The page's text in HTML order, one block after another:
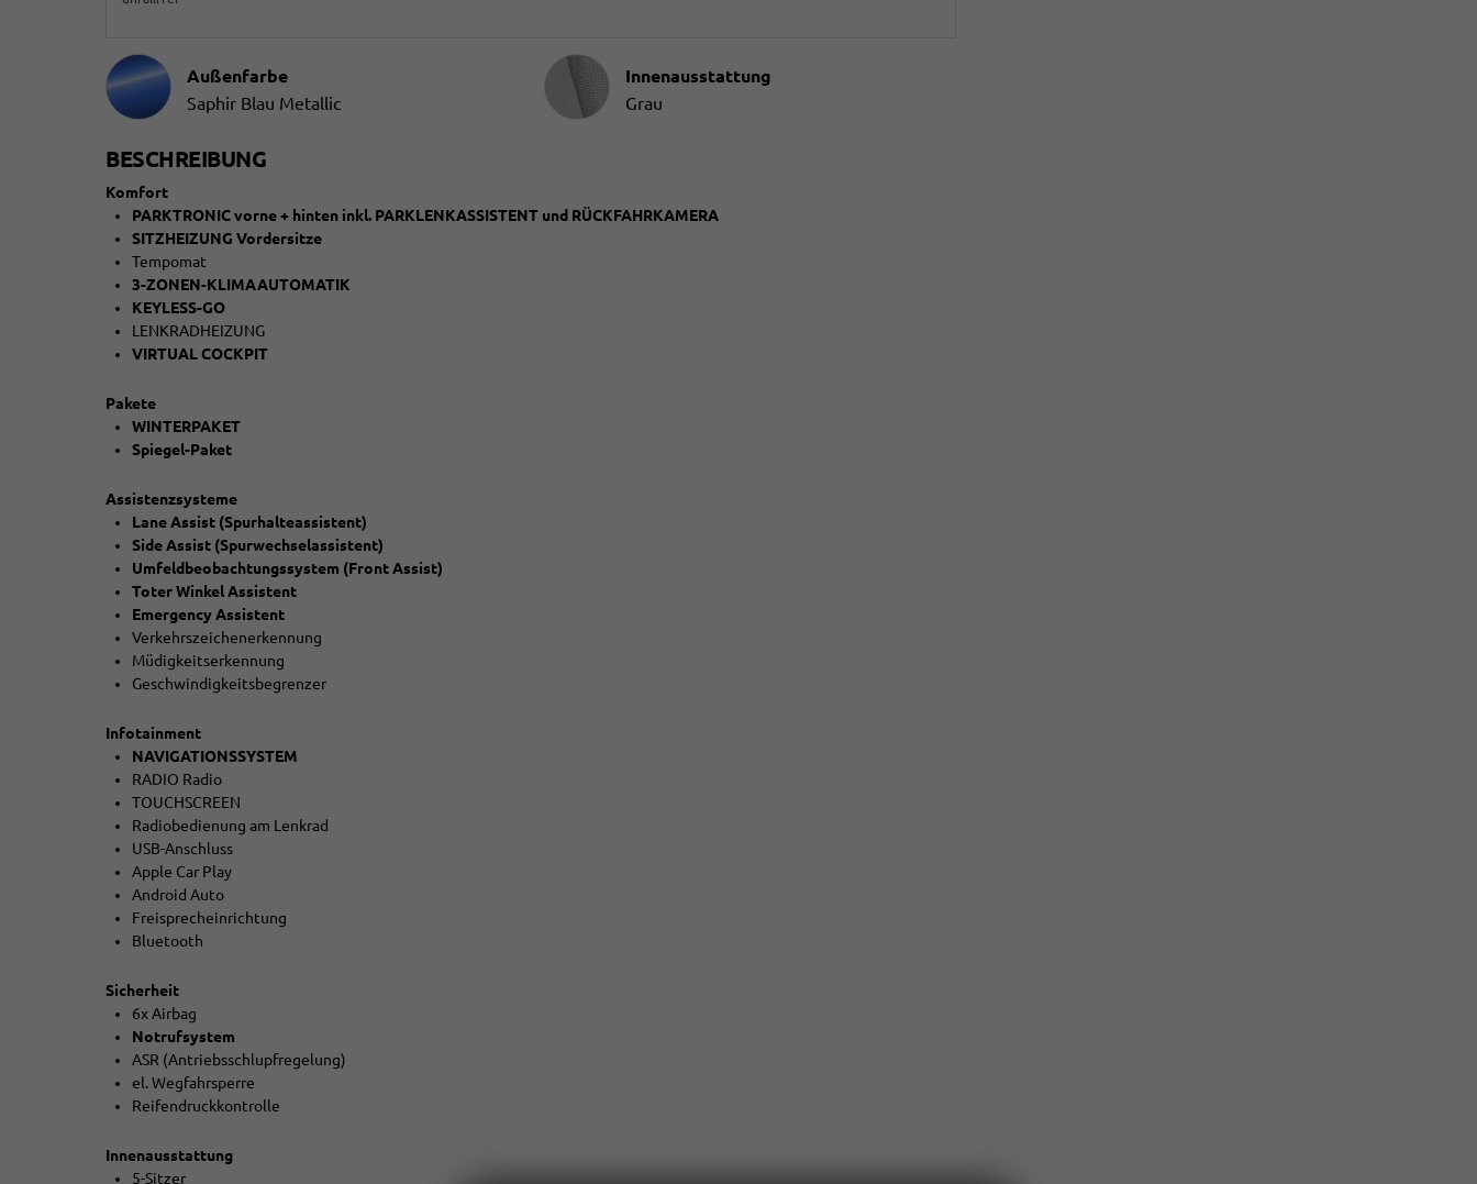
Außenfarbe
Saphir Blau Metallic
Innenausstattung
Innenausstattung
Grau
BESCHREIBUNG
Komfort
PARKTRONIC vorne + hinten inkl. PARKLENKASSISTENT und RÜCKFAHRKAMERA
SITZHEIZUNG Vordersitze
Tempomat
3-ZONEN-KLIMAAUTOMATIK
KEYLESS-GO
LENKRADHEIZUNG
VIRTUAL COCKPIT
Pakete
WINTERPAKET
Spiegel-Paket
Assistenzsysteme
Lane Assist (Spurhalteassistent)
Side Assist (Spurwechselassistent)
Umfeldbeobachtungssystem (Front Assist)
Toter Winkel Assistent
Emergency Assistent
Verkehrszeichenerkennung
Müdigkeitserkennung
Geschwindigkeitsbegrenzer
Infotainment
NAVIGATIONSSYSTEM
RADIO Radio
TOUCHSCREEN
Radiobedienung am Lenkrad
USB-Anschluss
Apple Car Play
Android Auto
Freisprecheinrichtung
Bluetooth
Sicherheit
6x Airbag
Notrufsystem
ASR (Antriebsschlupfregelung)
el. Wegfahrsperre
Reifendruckkontrolle
Innenausstattung
5-Sitzer